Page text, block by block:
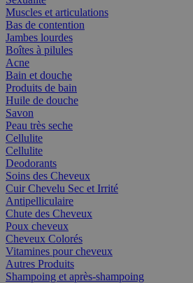
Muscles et articulations
Bas de contention
Jambes lourdes
Boîtes à pilules
Acne
Bain et douche
Produits de bain
Huile de douche
Savon
Peau très seche
Cellulite
Cellulite
Deodorants
Soins des Cheveux
Cuir Chevelu Sec et Irrité
Antipelliculaire
Chute des Cheveux
Poux cheveux
Cheveux Colorés
Vitamines pour cheveux
Autres Produits
Shampoing et après-shampoing